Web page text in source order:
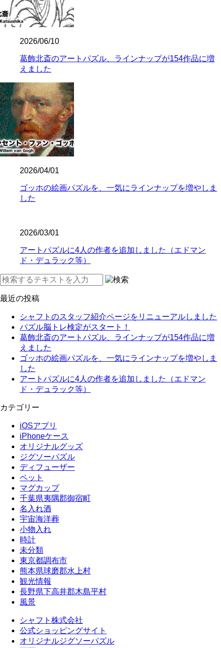
2026/06/10
葛飾北斎のアートパズル、ラインナップが154作品に増
えました
2026/04/01
ゴッホの絵画パズルを、一気にラインナップを増やしま
した
2026/03/01
アートパズルに4人の作者を追加しました（エドマン
ド・デュラック等）
最近の投稿
シャフトのスタッフ紹介ページをリニューアルしました
パズル脳トレ検定がスタート！
葛飾北斎のアートパズル、ラインナップが154作品に増
えました
ゴッホの絵画パズルを、一気にラインナップを増やしま
した
アートパズルに4人の作者を追加しました（エドマン
ド・デュラック等）
カテゴリー
iOSアプリ
iPhoneケース
オリジナルグッズ
ジグソーパズル
ディフューザー
ペット
マグカップ
千葉県夷隅郡御宿町
名入れ酒
宇宙海洋葬
小物入れ
時計
未分類
東京都調布市
熊本県球磨郡水上村
観光情報
長野県下高井郡木島平村
風景
シャフト株式会社
公式ショッピングサイト
オリジナルジグソーパズル